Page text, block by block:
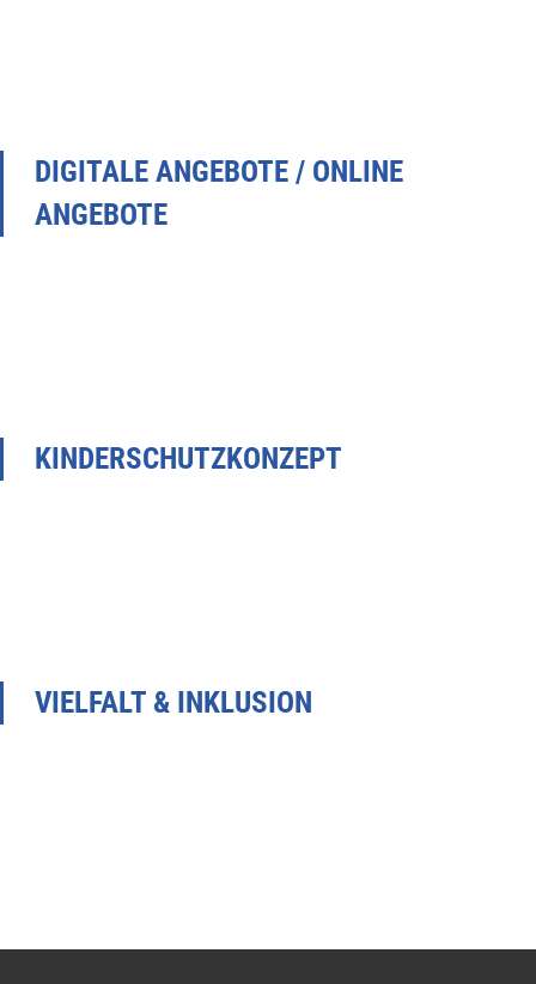
DIGITALE ANGEBOTE / ONLINE
ANGEBOTE
KINDERSCHUTZKONZEPT
VIELFALT & INKLUSION